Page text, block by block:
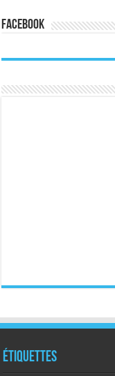
Facebook
Étiquettes